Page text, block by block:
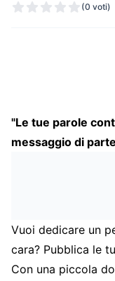
(0 voti)
"Le tue parole
messaggio di
Vuoi dedicare un
cara? Pubblica le
Con una piccola